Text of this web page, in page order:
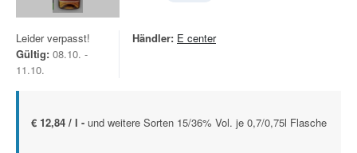
Leider verpasst!
Gültig: 08.10. -
11.10.
Händler: E center
€ 12,84 / l - und weitere Sorten 15/36% Vol. je 0,7/0,75l Flasche